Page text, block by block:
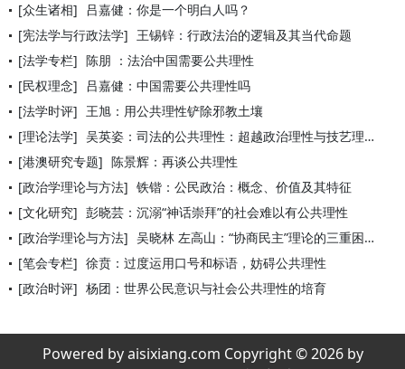
[众生诸相]
吕嘉健：你是一个明白人吗？
[宪法学与行政法学] 王锡锌：行政法治的逻辑及其当代命题
[法学专栏] 陈朋 ：法治中国需要公共理性
[民权理念]
吕嘉健：中国需要公共理性吗
[法学时评] 王旭：用公共理性铲除邪教土壤
[理论法学] 吴英姿：司法的公共理性：超越政治理性与技艺理性
[港澳研究专题] 陈景辉：再谈公共理性
[政治学理论与方法] 铁锴：公民政治：概念、价值及其特征
[文化研究] 彭晓芸：沉溺“神话崇拜”的社会难以有公共理性
[政治学理论与方法] 吴晓林 左高山：“协商民主”理论的三重困境——基于政治伦理的
[笔会专栏] 徐贲：过度运用口号和标语，妨碍公共理性
[政治时评] 杨团：世界公民意识与社会公共理性的培育
Powered by aisixiang.com Copyright © 2026 by